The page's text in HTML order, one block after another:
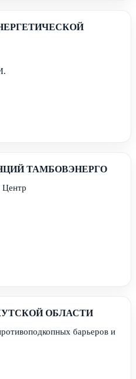
ТАМБОВЭНЕРГО
Центр
ОБЛАСТИ
барьеров и